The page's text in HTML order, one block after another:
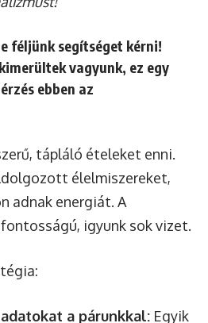
féljünk segítséget kérni!
vagyunk, ez egy
ebben az
tápláló ételeket enni.
élelmiszereket,
adnak energiát. A
igyunk sok vizet.
a párunkkal: Egyik